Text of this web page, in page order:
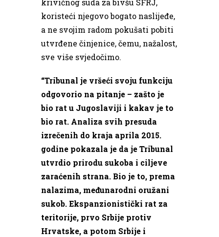
krivičnog suda za bivšu SFRJ,
koristeći njegovo bogato naslijeđe,
a ne svojim radom pokušati pobiti
utvrđene činjenice, čemu, nažalost,
sve više svjedočimo.
“Tribunal je vršeći svoju funkciju
odgovorio na pitanje – zašto je
bio rat u Jugoslaviji i kakav je to
bio rat. Analiza svih presuda
izrečenih do kraja aprila 2015.
godine pokazala je da je Tribunal
utvrdio prirodu sukoba i ciljeve
zaraćenih strana. Bio je to, prema
nalazima, međunarodni oružani
sukob. Ekspanzionistički rat za
teritorije, prvo Srbije protiv
Hrvatske, a potom Srbije i